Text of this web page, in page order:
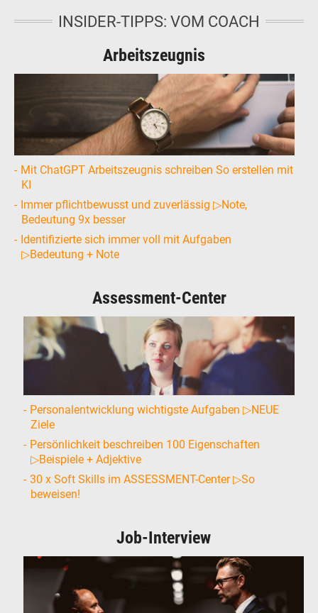
INSIDER-TIPPS: VOM COACH
Arbeitszeugnis
Mit ChatGPT Arbeitszeugnis schreiben So erstellen mit
KI
Immer pflichtbewusst und zuverlässig ▷Note,
Bedeutung 9x besser
Identifizierte sich immer voll mit Aufgaben
▷Bedeutung + Note
Assessment-Center
Personalentwicklung wichtigste Aufgaben ▷NEUE
Ziele
Persönlichkeit beschreiben 100 Eigenschaften
▷Beispiele + Adjektive
30 x Soft Skills im ASSESSMENT-Center ▷So
beweisen!
Job-Interview